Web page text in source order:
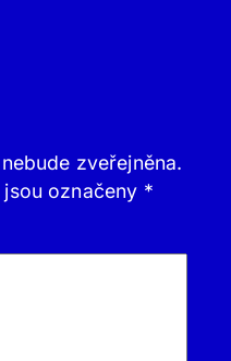
zveřejněna.
označeny *